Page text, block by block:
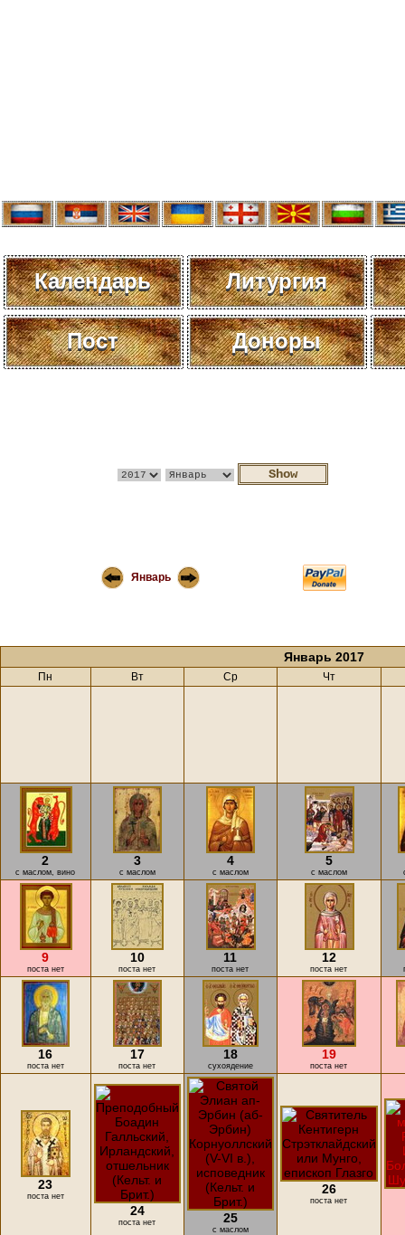
Календарь Литургия
Пост Доноры
Январь
Январь 2017
Пн Вт Ср Чт
2
с маслом, вино
3
с маслом
4
с маслом
5
с маслом
9
поста нет
10
поста нет
11
поста нет
12
поста нет
16
поста нет
17
поста нет
18
cухоядение
19
поста нет
23
поста нет
24
поста нет 25
с маслом
26
поста нет